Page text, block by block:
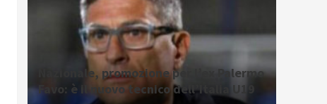
Nazionale, promozione per l’ex Palermo
Favo: è il nuovo tecnico dell’Italia U19